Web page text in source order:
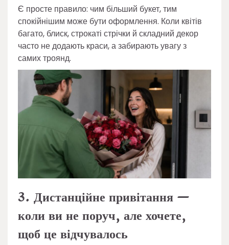
Є просте правило: чим більший букет, тим
спокійнішим може бути оформлення. Коли квітів
багато, блиск, строкаті стрічки й складний декор
часто не додають краси, а забирають увагу з
самих троянд.
3. Дистанційне привітання —
коли ви не поруч, але хочете,
щоб це відчувалось